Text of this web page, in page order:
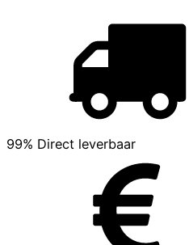
99% Direct leverbaar